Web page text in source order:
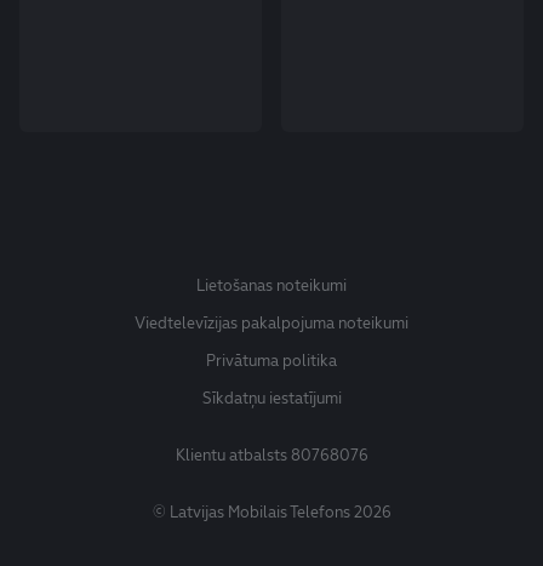
Lietošanas noteikumi
Viedtelevīzijas pakalpojuma noteikumi
Privātuma politika
Sīkdatņu iestatījumi
Klientu atbalsts80768076
© Latvijas Mobilais Telefons 2026